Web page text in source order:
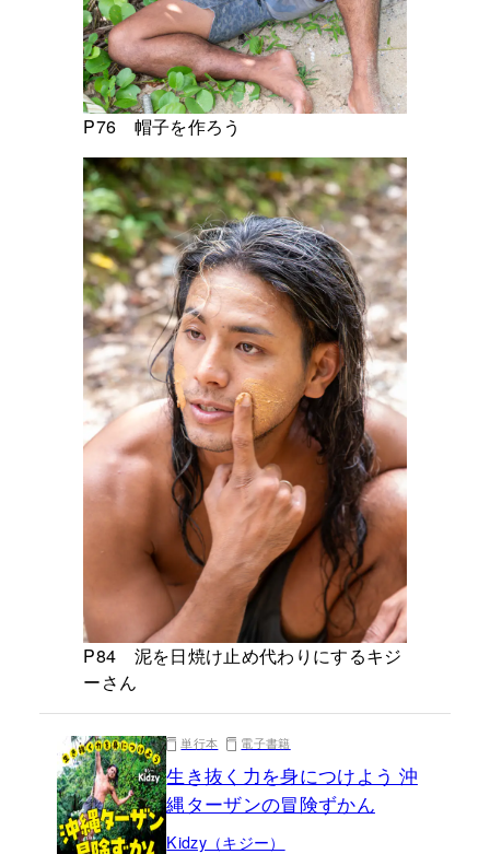
P76 帽子を作ろう
P84 泥を日焼け止め代わりにするキジ
ーさん
単行本 電子書籍
生き抜く力を身につけよう 沖
縄ターザンの冒険ずかん
Kidzy（キジー）